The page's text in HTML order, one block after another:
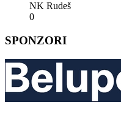
NK Rudeš
0
SPONZORI